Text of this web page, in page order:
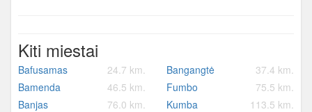
Kiti miestai
Bafusamas 24.7 km. Bangangtė
37.4 km.
Bamenda
46.5 km. Fumbo
75.5 km.
Banjas
76.0 km. Kumba
113.5 km.